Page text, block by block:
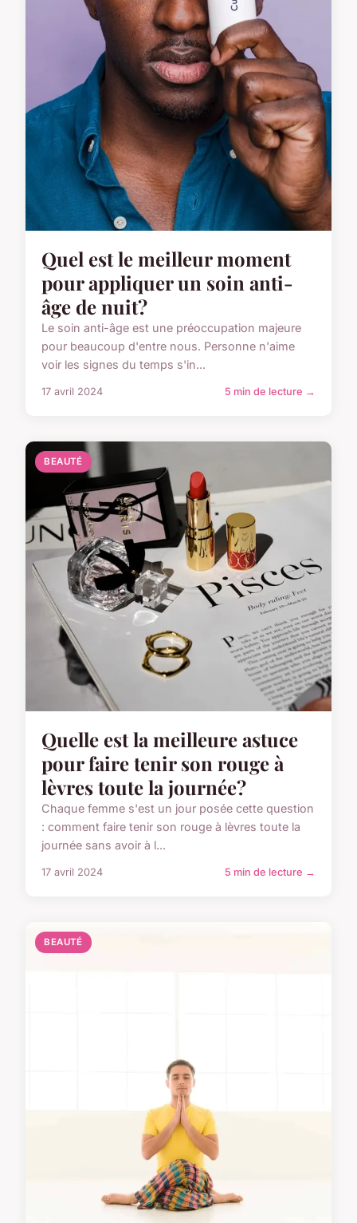
Quel est le meilleur moment
pour appliquer un soin anti-
âge de nuit?
Le soin anti-âge est une préoccupation majeure
pour beaucoup d'entre nous. Personne n'aime
voir les signes du temps s'in...
17 avril 2024 5 min de lecture →
BEAUTÉ
Quelle est la meilleure astuce
pour faire tenir son rouge à
lèvres toute la journée?
Chaque femme s'est un jour posée cette question
: comment faire tenir son rouge à lèvres toute la
journée sans avoir à l...
17 avril 2024 5 min de lecture →
BEAUTÉ